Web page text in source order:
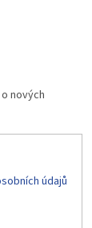
nových
údajů